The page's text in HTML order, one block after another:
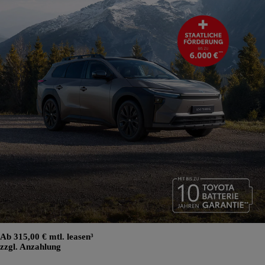
Ab 315,00 € mtl. leasen³
zzgl. Anzahlung